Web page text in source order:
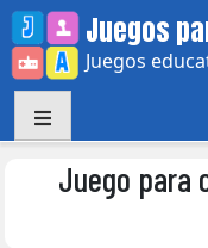
Skip
to
content
Juegos
Juegos
Juego para